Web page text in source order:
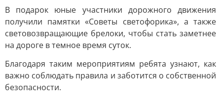
В подарок юные участники дорожного движения
получили памятки «Советы светофорика», а также
световозвращающие брелоки, чтобы стать заметнее
на дороге в темное время суток.
Благодаря таким мероприятиям ребята узнают, как
важно соблюдать правила и заботится о собственной
безопасности.